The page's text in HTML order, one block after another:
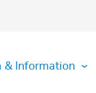
& Information